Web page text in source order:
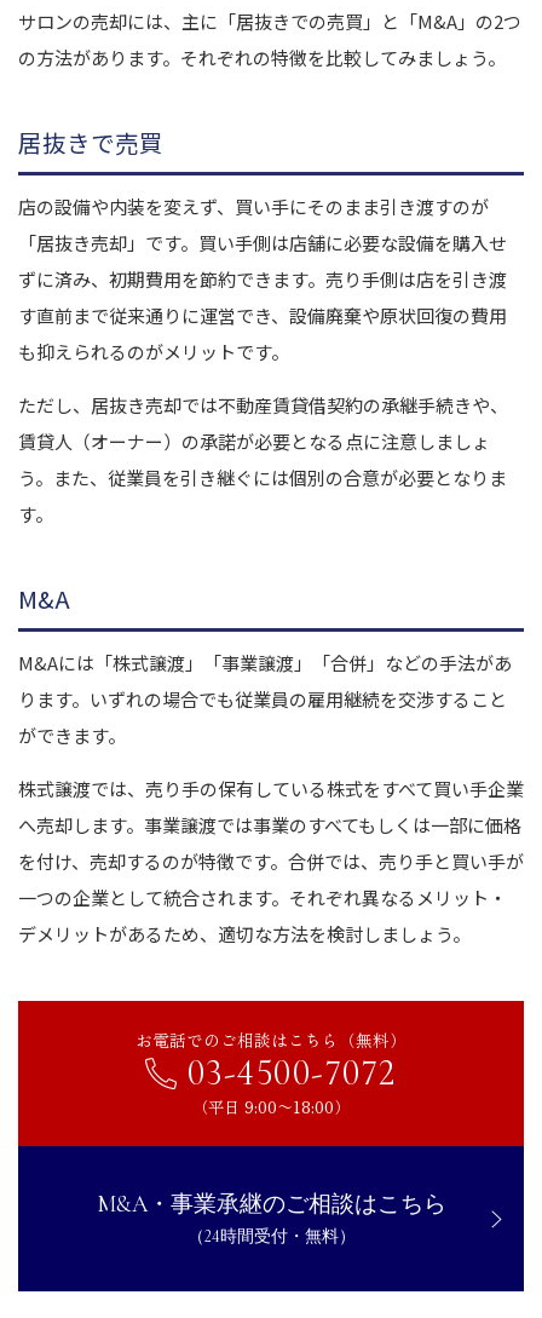
サロンの売却には、主に「居抜きでの売買」と「M&A」の2つ
の方法があります。それぞれの特徴を比較してみましょう。
居抜きで売買
店の設備や内装を変えず、買い手にそのまま引き渡すのが
「居抜き売却」です。買い手側は店舗に必要な設備を購入せ
ずに済み、初期費用を節約できます。売り手側は店を引き渡
す直前まで従来通りに運営でき、設備廃棄や原状回復の費用
も抑えられるのがメリットです。
ただし、居抜き売却では不動産賃貸借契約の承継手続きや、
賃貸人（オーナー）の承諾が必要となる点に注意しましょ
う。また、従業員を引き継ぐには個別の合意が必要となりま
す。
M&A
M&Aには「株式譲渡」「事業譲渡」「合併」などの手法があ
ります。いずれの場合でも従業員の雇用継続を交渉すること
ができます。
株式譲渡では、売り手の保有している株式をすべて買い手企業
へ売却します。事業譲渡では事業のすべてもしくは一部に価格
を付け、売却するのが特徴です。合併では、売り手と買い手が
一つの企業として統合されます。それぞれ異なるメリット・
デメリットがあるため、適切な方法を検討しましょう。
お電話でのご相談はこちら（無料）
03-4500-7072
（平日 9:00〜18:00）
M&A・事業承継のご相談はこちら
（24時間受付・無料）